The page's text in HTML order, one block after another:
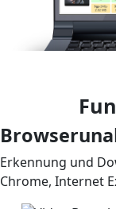
Erkennung und
Chrome, Internet